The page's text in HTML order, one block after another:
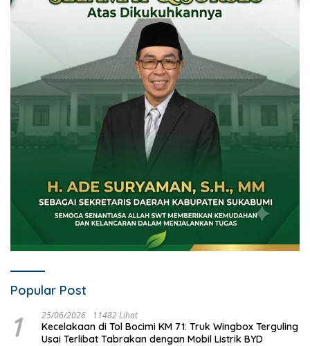
Popular Post
1 25/06/2026 11482 Lihat
Kecelakaan di Tol Bocimi KM 71: Truk Wingbox Terguling
Usai Terlibat Tabrakan dengan Mobil Listrik BYD